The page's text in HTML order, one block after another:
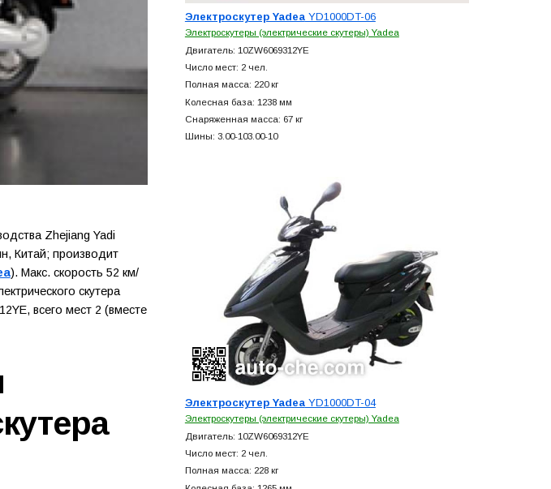
Zhejiang Yadi
Китай; производит
). Макс. скорость 52 км/
скутера
всего мест 2 (вместе
Электроскутер YadeaYD1000DT-06
Электроскутеры (электрические скутеры) Yadea
Двигатель: 10ZW6069312YE
Число мест: 2 чел.
Полная масса: 220 кг
Колесная база: 1238 мм
Снаряженная масса: 67 кг
Шины: 3.00-103.00-10
Электроскутер YadeaYD1000DT-04
Электроскутеры (электрические скутеры) Yadea
Двигатель: 10ZW6069312YE
Число мест: 2 чел.
Полная масса: 228 кг